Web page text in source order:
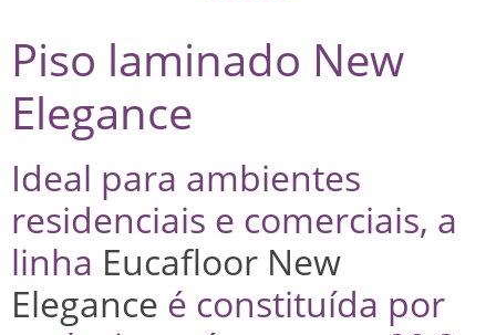
Piso laminado New
Elegance
Ideal para ambientes
residenciais e comerciais, a
linha Eucafloor New
Elegance é constituída por